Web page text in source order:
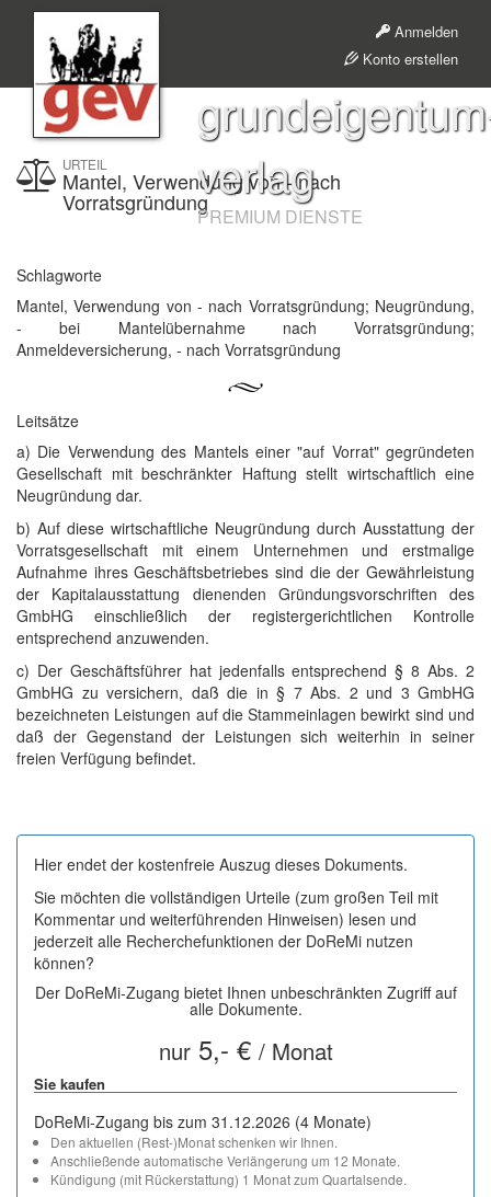
Anmelden
Konto erstellen
verlag
PREMIUM DIENSTE
URTEIL
Mantel, Verwendung von - nach
Vorratsgründung
Schlagworte
Mantel, Verwendung von - nach Vorratsgründung; Neugründung,
- bei Mantelübernahme nach Vorratsgründung;
Anmeldeversicherung, - nach Vorratsgründung
Leitsätze
a) Die Verwendung des Mantels einer "auf Vorrat" gegründeten
Gesellschaft mit beschränkter Haftung stellt wirtschaftlich eine
Neugründung dar.
b) Auf diese wirtschaftliche Neugründung durch Ausstattung der
Vorratsgesellschaft mit einem Unternehmen und erstmalige
Aufnahme ihres Geschäftsbetriebes sind die der Gewährleistung
der Kapitalausstattung dienenden Gründungsvorschriften des
GmbHG einschließlich der registergerichtlichen Kontrolle
entsprechend anzuwenden.
c) Der Geschäftsführer hat jedenfalls entsprechend § 8 Abs. 2
GmbHG zu versichern, daß die in § 7 Abs. 2 und 3 GmbHG
bezeichneten Leistungen auf die Stammeinlagen bewirkt sind und
daß der Gegenstand der Leistungen sich weiterhin in seiner
freien Verfügung befindet.
Hier endet der kostenfreie Auszug dieses Dokuments.
Sie möchten die vollständigen Urteile (zum großen Teil mit
Kommentar und weiterführenden Hinweisen) lesen und
jederzeit alle Recherchefunktionen der DoReMi nutzen
können?
Der DoReMi-Zugang bietet Ihnen unbeschränkten Zugriff auf
alle Dokumente.
nur5,- € / Monat
Sie kaufen
DoReMi-Zugang bis zum 31.12.2026 (4 Monate)
Den aktuellen (Rest-)Monat schenken wir Ihnen.
Anschließende automatische Verlängerung um 12 Monate.
Kündigung (mit Rückerstattung) 1 Monat zum Quartalsende.